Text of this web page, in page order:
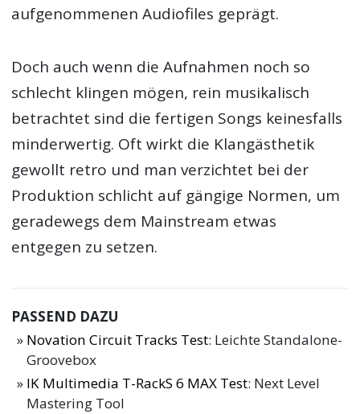
aufgenommenen Audiofiles geprägt.
Doch auch wenn die Aufnahmen noch so
schlecht klingen mögen, rein musikalisch
betrachtet sind die fertigen Songs keinesfalls
minderwertig. Oft wirkt die Klangästhetik
gewollt retro und man verzichtet bei der
Produktion schlicht auf gängige Normen, um
geradewegs dem Mainstream etwas
entgegen zu setzen.
PASSEND DAZU
Novation Circuit Tracks Test: Leichte Standalone-
Groovebox
IK Multimedia T-RackS 6 MAX Test: Next Level
Mastering Tool